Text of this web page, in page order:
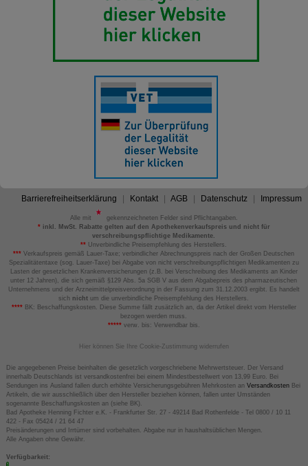
Barrierefreiheitserklärung Kontakt AGB Datenschutz Impressum
Alle mit
gekennzeichneten Felder sind Pflichtangaben.
*inkl. MwSt. Rabatte gelten auf den Apothekenverkaufspreis und nicht für
verschreibungspflichtige Medikamente.
** Unverbindliche Preisempfehlung des Herstellers.
*** Verkaufspreis gemäß Lauer-Taxe; verbindlicher Abrechnungspreis nach der Großen Deutschen
Spezialitätentaxe (sog. Lauer-Taxe) bei Abgabe von nicht verschreibungspflichtigen Medikamenten zu
Lasten der gesetzlichen Krankenversicherungen (z.B. bei Verschreibung des Medikaments an Kinder
unter 12 Jahren), die sich gemäß §129 Abs. 5a SGB V aus dem Abgabepreis des pharmazeutischen
Unternehmens und der Arzneimittelpreisverordnung in der Fassung zum 31.12.2003 ergibt. Es handelt
sich nicht um die unverbindliche Preisempfehlung des Herstellers.
****BK: Beschaffungskosten. Diese Summe fällt zusätzlich an, da der Artikel direkt vom Hersteller
bezogen werden muss.
*****verw. bis: Verwendbar bis.
Hier können Sie Ihre Cookie-Zustimmung widerrufen
Die angegebenen Preise beinhalten die gesetzlich vorgeschriebene Mehrwertsteuer. Der Versand
innerhalb Deutschlands ist versandkostenfrei bei einem Mindestbestellwert von 13,99 Euro. Bei
Sendungen ins Ausland fallen durch erhöhte Versicherungsgebühren Mehrkosten an VersandkostenBei
Artikeln, die wir ausschließlich über den Hersteller beziehen können, fallen unter Umständen
sogenannte Beschaffungskosten an (siehe BK).
Bad Apotheke Henning Fichter e.K. - Frankfurter Str. 27 - 49214 Bad Rothenfelde - Tel 0800 / 10 11
422 - Fax 05424 / 21 64 47
Preisänderungen und Irrtümer sind vorbehalten. Abgabe nur in haushaltsüblichen Mengen.
Alle Angaben ohne Gewähr.
Verfügbarkeit: